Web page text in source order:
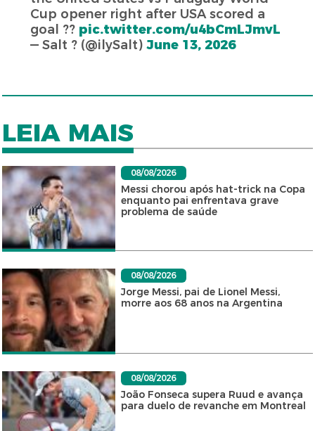
Cup opener right after USA scored a
goal ?? pic.twitter.com/u4bCmLJmvL
— Salt ? (@ilySalt)June 13, 2026
LEIA MAIS
08/08/2026
Messi chorou após hat-trick na Copa
enquanto pai enfrentava grave
problema de saúde
08/08/2026
Jorge Messi, pai de Lionel Messi,
morre aos 68 anos na Argentina
08/08/2026
João Fonseca supera Ruud e avança
para duelo de revanche em Montreal